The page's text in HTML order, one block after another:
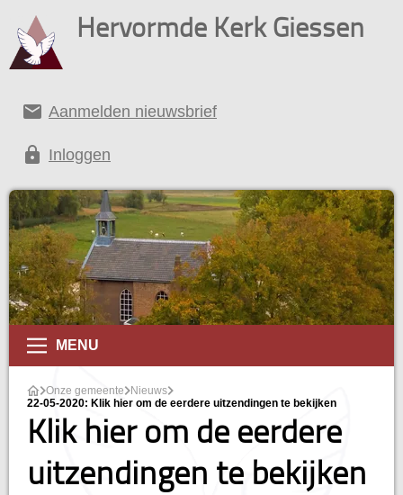
Hervormde Kerk Giessen
email Aanmelden nieuwsbrief
lock Inloggen
MENU
Onze gemeente
Nieuws
22-05-2020: Klik hier om de eerdere uitzendingen te bekijken
Klik hier om de eerdere
uitzendingen te bekijken